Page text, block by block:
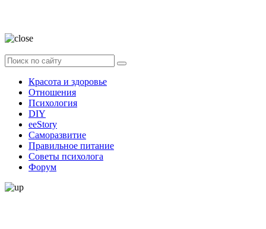
Красота и здоровье
Отношения
Психология
DIY
ееStory
Саморазвитие
Правильное питание
Советы психолога
Форум